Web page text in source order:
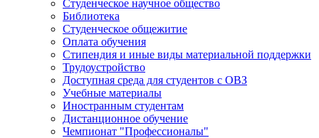
Студенческое научное общество
Библиотека
Студенческое общежитие
Оплата обучения
Стипендия и иные виды материальной поддержки
Трудоустройство
Доступная среда для студентов с ОВЗ
Учебные материалы
Иностранным студентам
Дистанционное обучение
Чемпионат "Профессионалы"